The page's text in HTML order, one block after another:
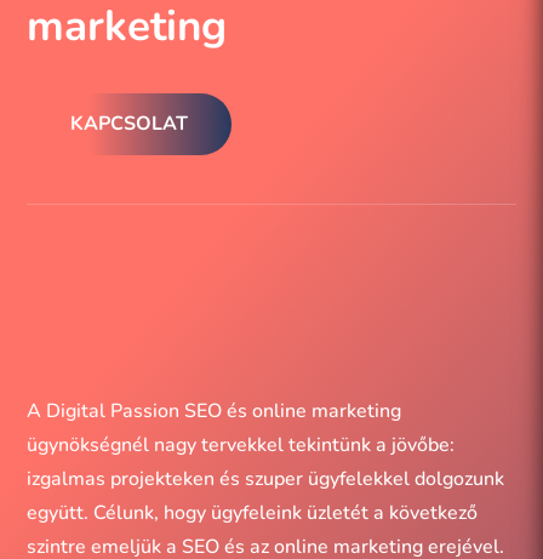
Süti beállítások
kategóriába sorolt sütiket a böngésző tárolja, mivel
ezek elengedhetetlenül szükségesek a webhely
alapvető funkcióihoz.
A harmadik féltől származó sütik segítenek a
weboldal használatának elemzésében, tárolják a
marketing
KAPCSOLAT
A Digital Passion SEO és online marketing
ügynökségnél nagy tervekkel tekintünk a jövőbe:
izgalmas projekteken és szuper ügyfelekkel dolgozunk
együtt. Célunk, hogy ügyfeleink üzletét a következő
szintre emeljük a SEO és az online marketing erejével.